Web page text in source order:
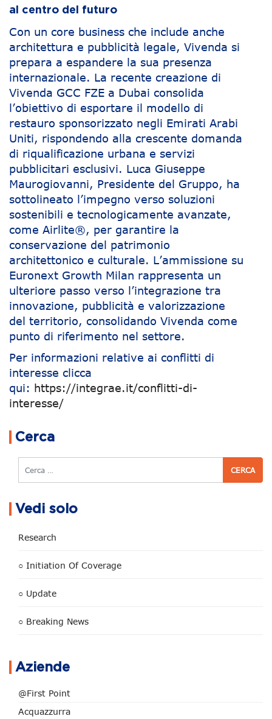
al centro del futuro
Con un core business che include anche
architettura e pubblicità legale, Vivenda si
prepara a espandere la sua presenza
internazionale. La recente creazione di
Vivenda GCC FZE a Dubai consolida
l’obiettivo di esportare il modello di
restauro sponsorizzato negli Emirati Arabi
Uniti, rispondendo alla crescente domanda
di riqualificazione urbana e servizi
pubblicitari esclusivi. Luca Giuseppe
Maurogiovanni, Presidente del Gruppo, ha
sottolineato l’impegno verso soluzioni
sostenibili e tecnologicamente avanzate,
come Airlite®, per garantire la
conservazione del patrimonio
architettonico e culturale. L’ammissione su
Euronext Growth Milan rappresenta un
ulteriore passo verso l’integrazione tra
innovazione, pubblicità e valorizzazione
del territorio, consolidando Vivenda come
punto di riferimento nel settore.
Per informazioni relative ai conflitti di
interesse clicca
qui: https://integrae.it/conflitti-di-
interesse/
Cerca
Cerca
Vedi solo
Research
○ Initiation Of Coverage
○ Update
○ Breaking News
Aziende
@First Point
Acquazzurra